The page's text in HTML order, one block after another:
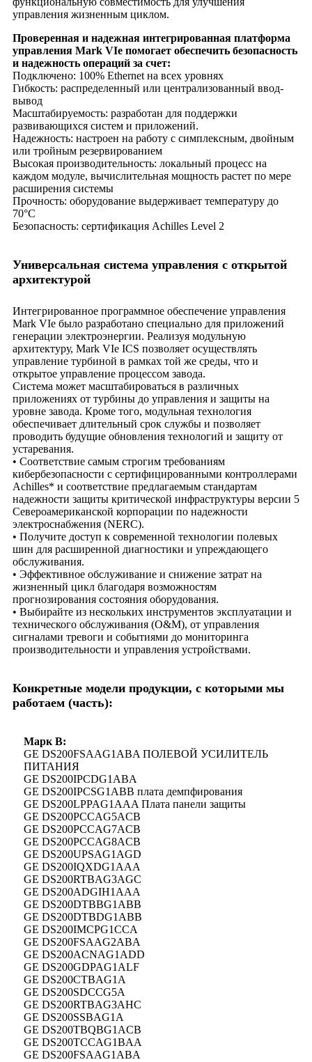
управления жизненным циклом.
Проверенная и надежная интегрированная платформа
управления Mark VIe помогает обеспечить безопасность
и надежность операций за счет:
Подключено: 100% Ethernet на всех уровнях
Гибкость: распределенный или централизованный ввод-
вывод
Масштабируемость: разработан для поддержки
развивающихся систем и приложений.
Надежность: настроен на работу с симплексным, двойным
или тройным резервированием
Высокая производительность: локальный процесс на
каждом модуле, вычислительная мощность растет по мере
расширения системы
Прочность: оборудование выдерживает температуру до
70°C
Безопасность: сертификация Achilles Level 2
Универсальная система управления с открытой
архитектурой
Интегрированное программное обеспечение управления
Mark VIe было разработано специально для приложений
генерации электроэнергии. Реализуя модульную
архитектуру, Mark VIe ICS позволяет осуществлять
управление турбиной в рамках той же среды, что и
открытое управление процессом завода.
Система может масштабироваться в различных
приложениях от турбины до управления и защиты на
уровне завода. Кроме того, модульная технология
обеспечивает длительный срок службы и позволяет
проводить будущие обновления технологий и защиту от
устаревания.
• Соответствие самым строгим требованиям
кибербезопасности с сертифицированными контроллерами
Achilles* и соответствие предлагаемым стандартам
надежности защиты критической инфраструктуры версии 5
Североамериканской корпорации по надежности
электроснабжения (NERC).
• Получите доступ к современной технологии полевых
шин для расширенной диагностики и упреждающего
обслуживания.
• Эффективное обслуживание и снижение затрат на
жизненный цикл благодаря возможностям
прогнозирования состояния оборудования.
• Выбирайте из нескольких инструментов эксплуатации и
технического обслуживания (O&M), от управления
сигналами тревоги и событиями до мониторинга
производительности и управления устройствами.
Конкретные модели продукции, с которыми мы
работаем (часть):
Марк В:
GE DS200FSAAG1ABA ПОЛЕВОЙ УСИЛИТЕЛЬ
ПИТАНИЯ
GE DS200IPCDG1ABA
GE DS200IPCSG1ABB плата демпфирования
GE DS200LPPAG1AAA Плата панели защиты
GE DS200PCCAG5ACB
GE DS200PCCAG7ACB
GE DS200PCCAG8ACB
GE DS200UPSAG1AGD
GE DS200IQXDG1AAA
GE DS200RTBAG3AGC
GE DS200ADGIH1AAA
GE DS200DTBBG1ABB
GE DS200DTBDG1ABB
GE DS200IMCPG1CCA
GE DS200FSAAG2ABA
GE DS200ACNAG1ADD
GE DS200GDPAG1ALF
GE DS200CTBAG1A
GE DS200SDCCG5A
GE DS200RTBAG3AHC
GE DS200SSBAG1A
GE DS200TBQBG1ACB
GE DS200TCCAG1BAA
GE DS200FSAAG1ABA